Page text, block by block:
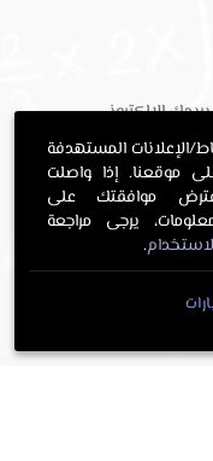
الإلكتروني.
الإعلانات المستهدفة
موقعنا. إذا واصلت
موافقتك على
يرجى مراجعة
.